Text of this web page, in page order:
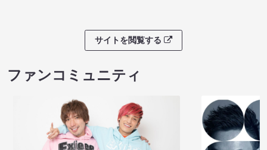
サイトを閲覧する
ファンコミュニティ